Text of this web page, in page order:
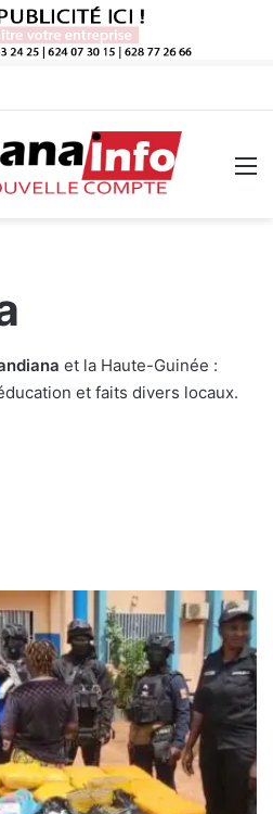
et la Haute-Guinée :
et faits divers locaux.